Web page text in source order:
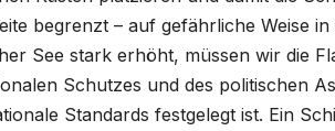
begrenzt – auf gefährliche Weise
See stark erhöht, müssen wir die
Schutzes und des politischen
Standards festgelegt ist. Ein